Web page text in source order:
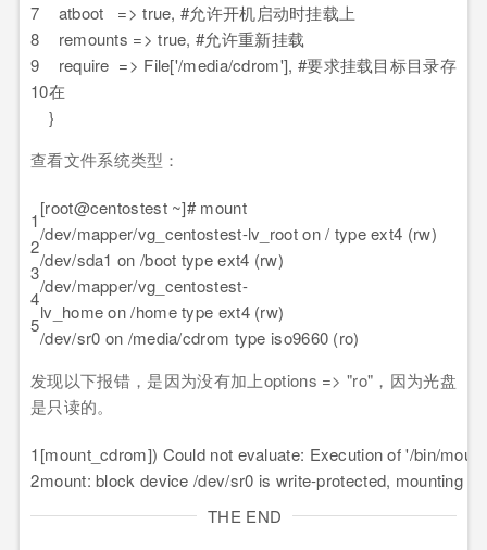
7
8
9
10
atboot => true, #允许开机启动时挂载上
remounts => true, #允许重新挂载
require => File['/media/cdrom'], #要求挂载目标目录存
在
}
查看文件系统类型：
1
2
3
4
5
[root@centostest ~]# mount
/dev/mapper/vg_centostest-lv_root on / type ext4 (rw)
/dev/sda1 on /boot type ext4 (rw)
/dev/mapper/vg_centostest-
lv_home on /home type ext4 (rw)
/dev/sr0 on /media/cdrom type iso9660 (ro)
发现以下报错，是因为没有加上options => "ro"，因为光盘
是只读的。
1
2
[mount_cdrom]) Could not evaluate: Execution of '/bin/
mount: block device /dev/sr0 is write-protected, mounting
THE END